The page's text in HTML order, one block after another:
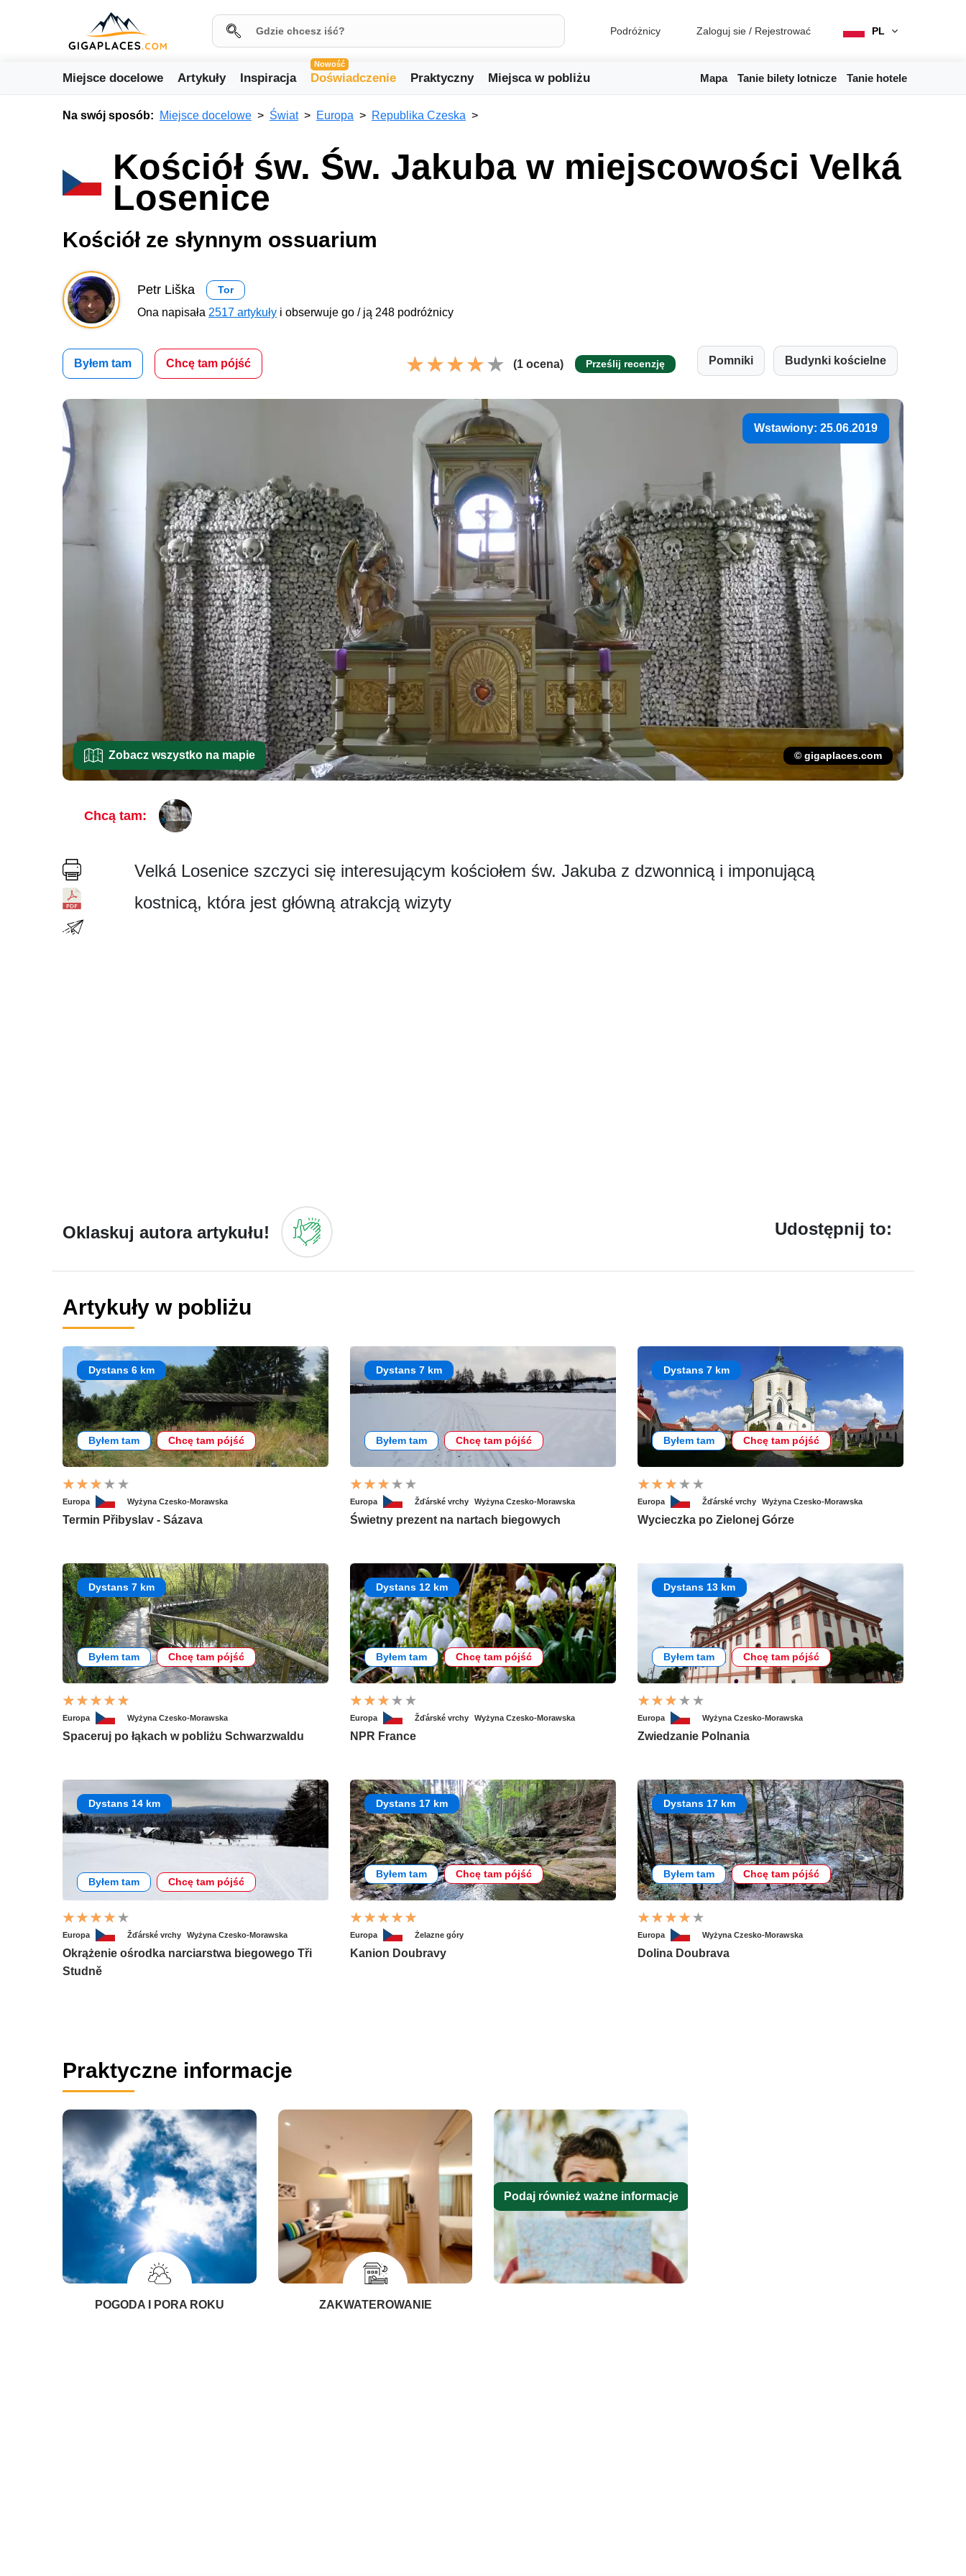
Podróżnicy Zaloguj sie / Rejestrować PL
Miejsce docelowe Artykuły Inspiracja
Nowość
Doświadczenie Praktyczny Miejsca w pobliżu Mapa Tanie bilety lotnicze Tanie hotele
Na swój sposób: Miejsce docelowe Świat Europa Republika Czeska
Kościół św. Św. Jakuba w miejscowości Velká
Losenice
Kościół ze słynnym ossuarium
Petr Liška Tor
Ona napisała 2517 artykuły i obserwuje go / ją 248 podróżnicy
Byłem tam Chcę tam pójść (1 ocena) Prześlij recenzję Pomniki Budynki kościelne
Wstawiony: 25.06.2019
Zobacz wszystko na mapie © gigaplaces.com
Chcą tam:
Velká Losenice szczyci się interesującym kościołem św. Jakuba z dzwonnicą i imponującą
kostnicą, która jest główną atrakcją wizyty
Oklaskuj autora artykułu! Udostępnij to:
Artykuły w pobliżu
Dystans 6 km
Byłem tam Chcę tam pójść
Europa Wyżyna Czesko-Morawska
Termin Přibyslav - Sázava
Dystans 7 km
Byłem tam Chcę tam pójść
Europa Žďárské vrchy Wyżyna Czesko-Morawska
Świetny prezent na nartach biegowych
Dystans 7 km
Byłem tam Chcę tam pójść
Europa Žďárské vrchy Wyżyna Czesko-Morawska
Wycieczka po Zielonej Górze
Dystans 7 km
Byłem tam Chcę tam pójść
Europa Wyżyna Czesko-Morawska
Spaceruj po łąkach w pobliżu Schwarzwaldu
Dystans 12 km
Byłem tam Chcę tam pójść
Europa Žďárské vrchy Wyżyna Czesko-Morawska
NPR France
Dystans 13 km
Byłem tam Chcę tam pójść
Europa Wyżyna Czesko-Morawska
Zwiedzanie Polnania
Dystans 14 km
Byłem tam Chcę tam pójść
Europa Žďárské vrchy Wyżyna Czesko-Morawska
Okrążenie ośrodka narciarstwa biegowego Tři
Studně
Dystans 17 km
Byłem tam Chcę tam pójść
Europa Żelazne góry
Kanion Doubravy
Dystans 17 km
Byłem tam Chcę tam pójść
Europa Wyżyna Czesko-Morawska
Dolina Doubrava
Praktyczne informacje
POGODA I PORA ROKU ZAKWATEROWANIE
Podaj również ważne informacje